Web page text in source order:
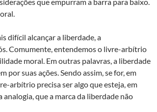
difícil alcançar a liberdade, a
Comumente, entendemos o livre-arbítrio
moral. Em outras palavras, a liberdade
suas ações. Sendo assim, se for, em
arbítrio precisa ser algo que esteja, em
analogia, que a marca da liberdade não